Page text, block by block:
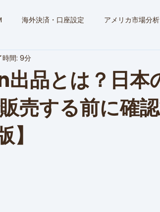
海外決済・口座設定 アメリカ市場分
販売
品とは？日本
売する前に確
時間: 9分